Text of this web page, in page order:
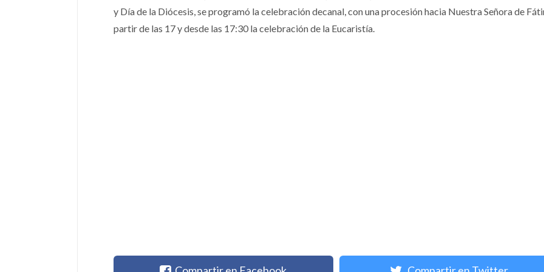
y Día de la Diócesis, se programó la celebración decanal, con una procesión hacia Nuestra Señora de
partir de las 17 y desde las 17:30 la celebración de la Eucaristía.